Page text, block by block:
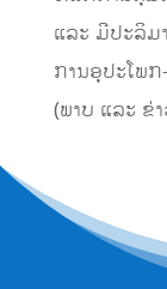
ແລະ ມີປະລິມ
ການອຸປະໂພ
(ພາບ ແລະ ຂ່